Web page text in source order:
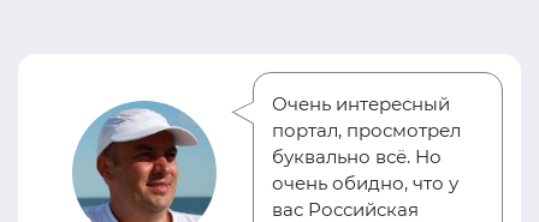
Очень интересный
портал, просмотрел
буквально всё. Но
очень обидно, что у
вас Российская